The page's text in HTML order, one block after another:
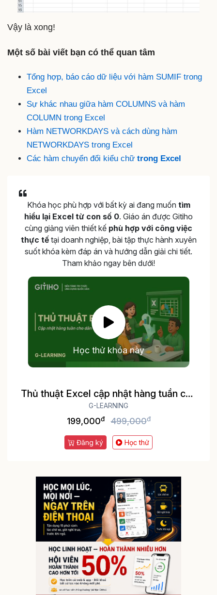
Vậy là xong!
Một số bài viết bạn có thể quan tâm
Tổng hợp, báo cáo dữ liệu với hàm SUMIF trong
Excel
Sự khác nhau giữa hàm COLUMNS và hàm
COLUMN trong Excel
Hàm NETWORKDAYS và cách dùng hàm
NETWORKDAYS trong Excel
Các hàm chuyển đổi kiểu chữ trong Excel
Khóa học phù hợp với bất kỳ ai đang muốn tìm
hiểu lại Excel từ con số 0. Giáo án được Gitiho
cùng giảng viên thiết kế phù hợp với công việc
thực tếtại doanh nghiệp, bài tập thực hành xuyên
suốt khóa kèm đáp án và hướng dẫn giải chi tiết.
Tham khảo ngay bên dưới!
Học thử khóa này
Thủ thuật Excel cập nhật hàng tuần cho
dân văn phòng
G-LEARNING
199,000đ 499,000đ
Đăng ký Học thử